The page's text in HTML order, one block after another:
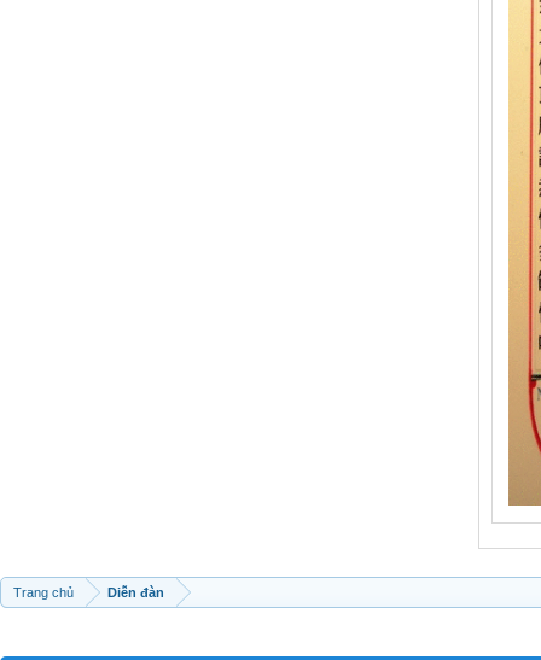
Trang chủ Diễn đàn